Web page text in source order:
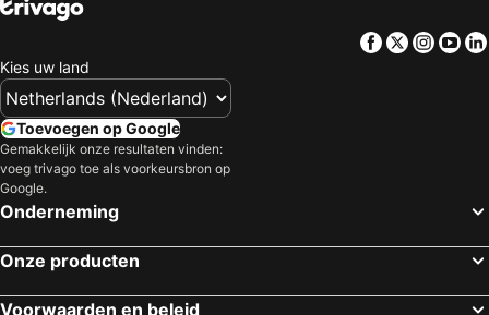
Facebook
Twitter
Kies uw land
Toevoegen op Google
Gemakkelijk onze resultaten vinden:
voeg trivago toe als voorkeursbron op
Google.
Onderneming
Onze producten
Voorwaarden en beleid